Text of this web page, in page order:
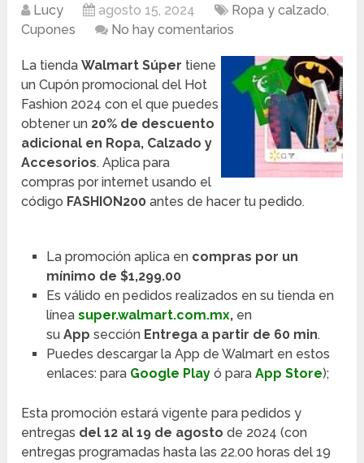
Lucy agosto 15, 2024 Ropa y calzado,
Cupones
No hay comentarios
La tiendaWalmart Súper tiene
un Cupón promocional del Hot
Fashion 2024 con el que puedes
obtener un 20% de descuento
adicional en Ropa, Calzado y
Accesorios. Aplica para
compras por internet usando el
código FASHION200 antes de hacer tu pedido.
La promoción aplica en compras por un
mínimo de $1,299.00
Es válido en pedidos realizados en su tienda en
línea super.walmart.com.mx,en
su App sección Entrega a partir de 60 min.
Puedes descargar la App de Walmart en estos
enlaces: para Google Playó para App Store);
Esta promoción estará vigente para pedidos y
entregas del 12 al 19 de agosto de 2024 (con
entregas programadas hasta las 22.00 horas del 19